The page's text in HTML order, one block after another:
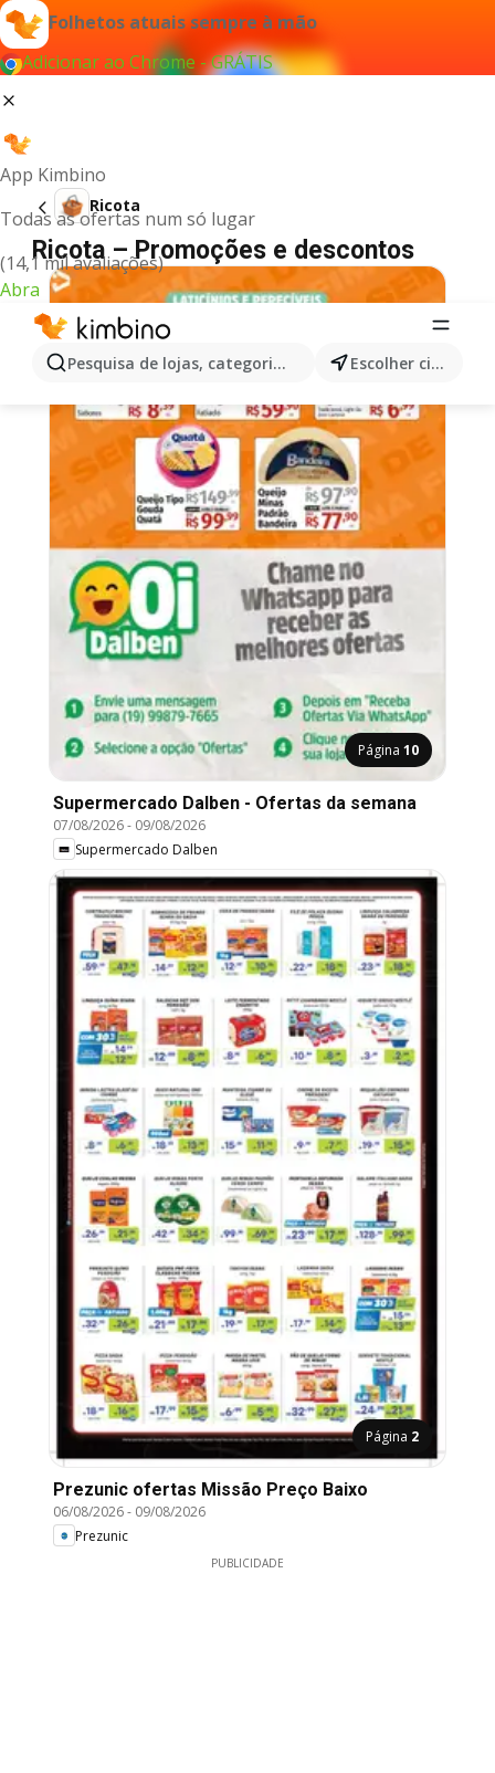
Folhetos atuais sempre à mão
Adicionar ao Chrome - GRÁTIS
App Kimbino
Todas as ofertas num só lugar
(14,1 mil avaliações)
Abra
Pesquisa de lojas, categorias,produtos... Escolher cidade
Ricota
Ricota – Promoções e descontos
Página 10
Supermercado Dalben - Ofertas da semana
07/08/2026- 09/08/2026
Supermercado Dalben
Página 2
Prezunic ofertas Missão Preço Baixo
06/08/2026- 09/08/2026
Prezunic
PUBLICIDADE